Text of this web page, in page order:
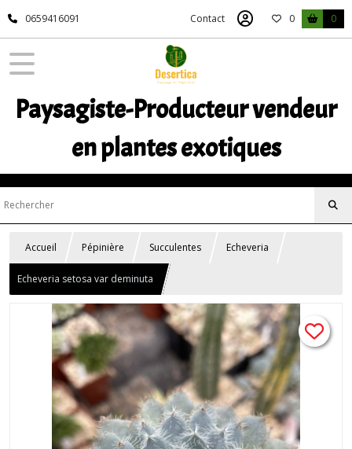
0659416091 Contact 0 0
Paysagiste-Producteur vendeur
en plantes exotiques
Accueil Pépinière Succulentes Echeveria
Echeveria setosa var deminuta